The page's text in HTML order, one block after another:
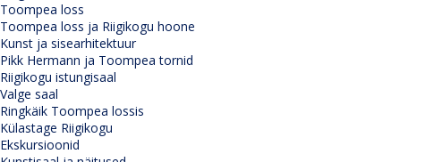
Toompea loss
Toompea loss ja Riigikogu hoone
Kunst ja sisearhitektuur
Pikk Hermann ja Toompea tornid
Riigikogu istungisaal
Valge saal
Ringkäik Toompea lossis
Külastage Riigikogu
Ekskursioonid